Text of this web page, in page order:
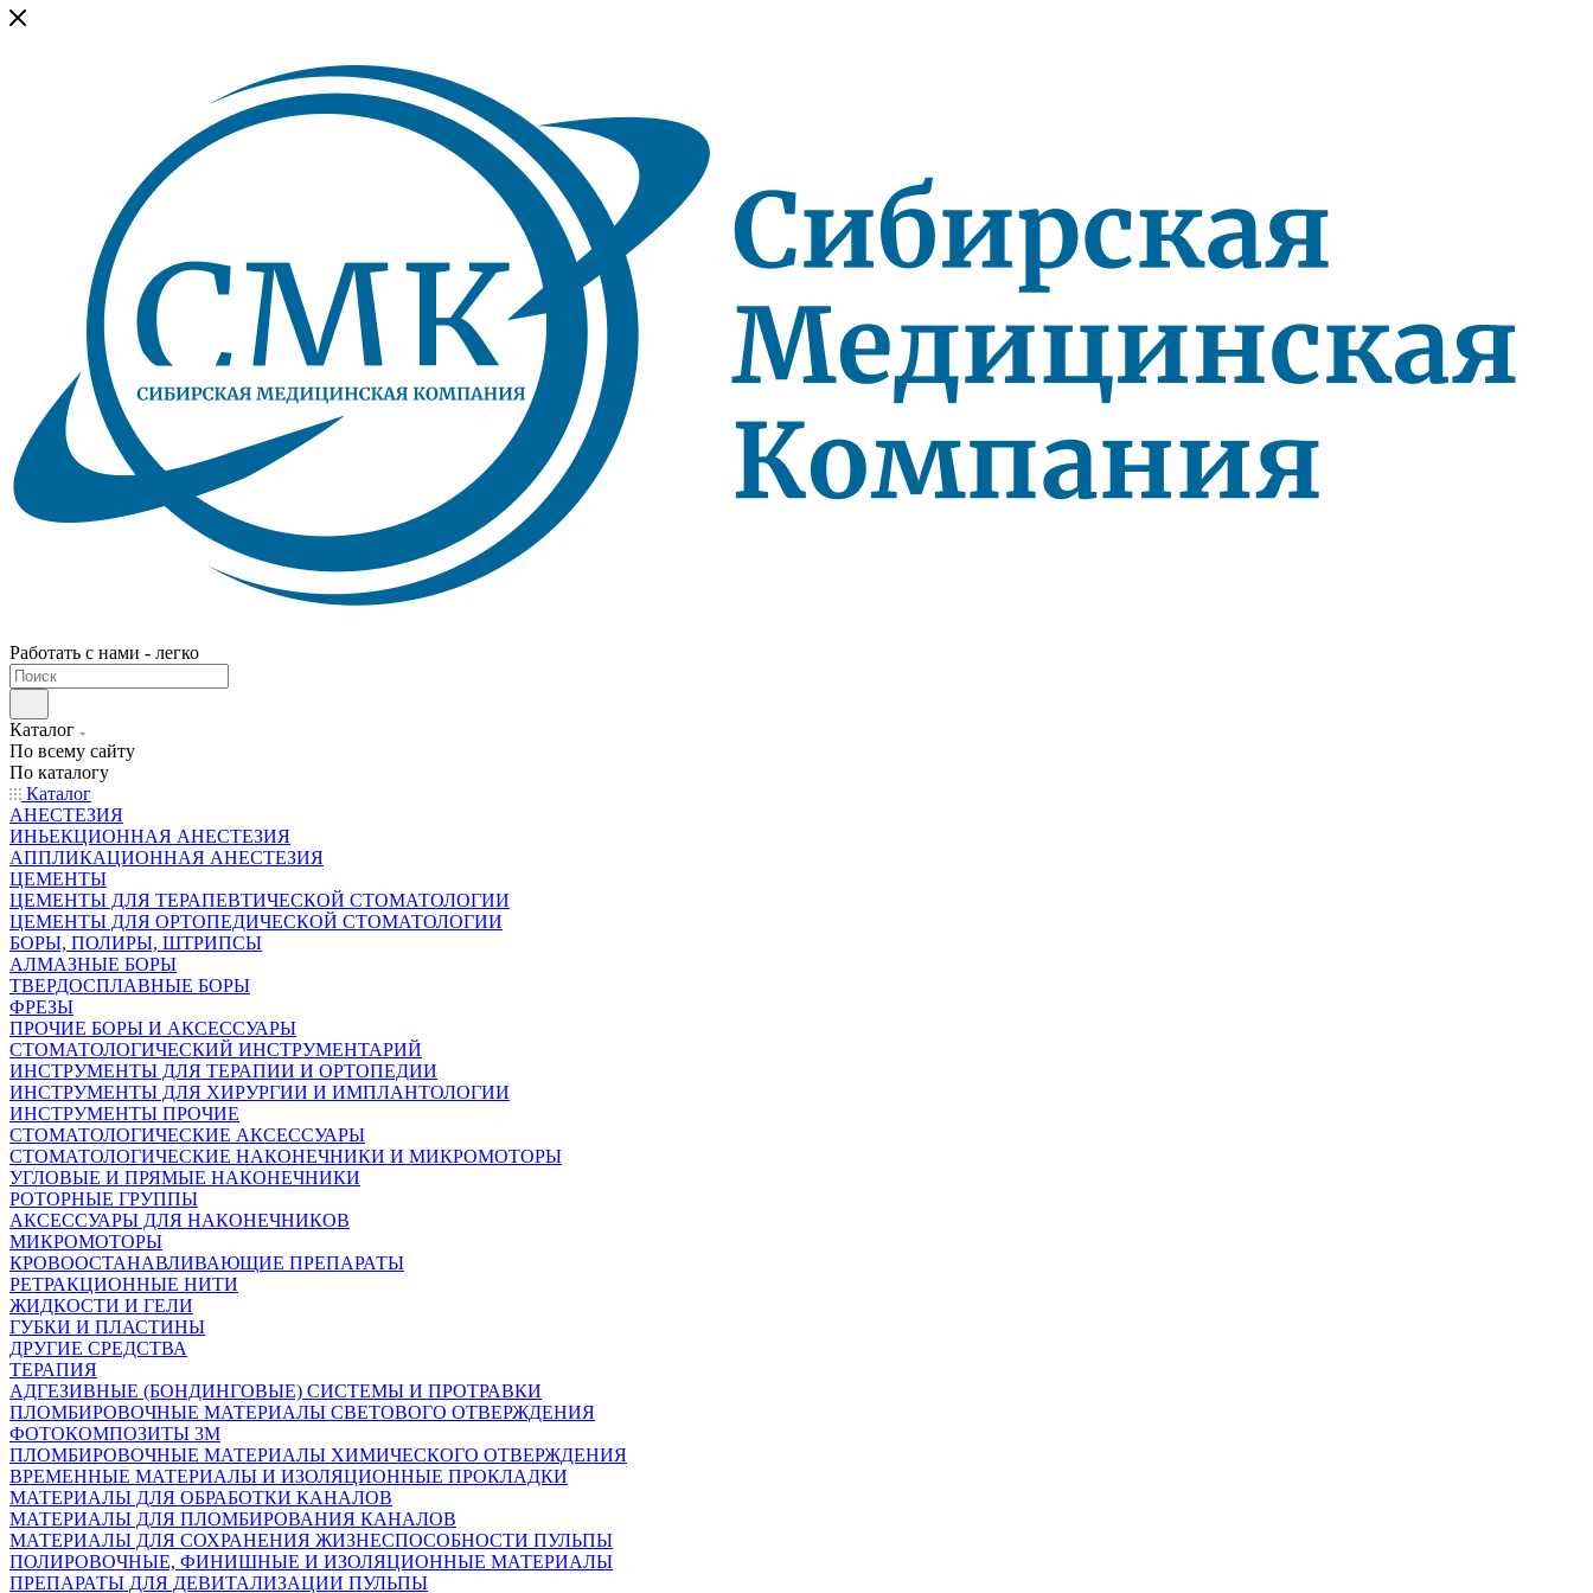
Работать с нами - легко
Каталог
По всему сайту
По каталогу
Каталог
АНЕСТЕЗИЯ
ИНЬЕКЦИОННАЯ АНЕСТЕЗИЯ
АППЛИКАЦИОННАЯ АНЕСТЕЗИЯ
ЦЕМЕНТЫ
ЦЕМЕНТЫ ДЛЯ ТЕРАПЕВТИЧЕСКОЙ СТОМАТОЛОГИИ
ЦЕМЕНТЫ ДЛЯ ОРТОПЕДИЧЕСКОЙ СТОМАТОЛОГИИ
БОРЫ, ПОЛИРЫ, ШТРИПСЫ
АЛМАЗНЫЕ БОРЫ
ТВЕРДОСПЛАВНЫЕ БОРЫ
ФРЕЗЫ
ПРОЧИЕ БОРЫ И АКСЕССУАРЫ
СТОМАТОЛОГИЧЕСКИЙ ИНСТРУМЕНТАРИЙ
ИНСТРУМЕНТЫ ДЛЯ ТЕРАПИИ И ОРТОПЕДИИ
ИНСТРУМЕНТЫ ДЛЯ ХИРУРГИИ И ИМПЛАНТОЛОГИИ
ИНСТРУМЕНТЫ ПРОЧИЕ
СТОМАТОЛОГИЧЕСКИЕ АКСЕССУАРЫ
СТОМАТОЛОГИЧЕСКИЕ НАКОНЕЧНИКИ И МИКРОМОТОРЫ
УГЛОВЫЕ И ПРЯМЫЕ НАКОНЕЧНИКИ
РОТОРНЫЕ ГРУППЫ
АКСЕССУАРЫ ДЛЯ НАКОНЕЧНИКОВ
МИКРОМОТОРЫ
КРОВООСТАНАВЛИВАЮЩИЕ ПРЕПАРАТЫ
РЕТРАКЦИОННЫЕ НИТИ
ЖИДКОСТИ И ГЕЛИ
ГУБКИ И ПЛАСТИНЫ
ДРУГИЕ СРЕДСТВА
ТЕРАПИЯ
АДГЕЗИВНЫЕ (БОНДИНГОВЫЕ) СИСТЕМЫ И ПРОТРАВКИ
ПЛОМБИРОВОЧНЫЕ МАТЕРИАЛЫ СВЕТОВОГО ОТВЕРЖДЕНИЯ
ФОТОКОМПОЗИТЫ 3М
ПЛОМБИРОВОЧНЫЕ МАТЕРИАЛЫ ХИМИЧЕСКОГО ОТВЕРЖДЕНИЯ
ВРЕМЕННЫЕ МАТЕРИАЛЫ И ИЗОЛЯЦИОННЫЕ ПРОКЛАДКИ
МАТЕРИАЛЫ ДЛЯ ОБРАБОТКИ КАНАЛОВ
МАТЕРИАЛЫ ДЛЯ ПЛОМБИРОВАНИЯ КАНАЛОВ
МАТЕРИАЛЫ ДЛЯ СОХРАНЕНИЯ ЖИЗНЕСПОСОБНОСТИ ПУЛЬПЫ
ПОЛИРОВОЧНЫЕ, ФИНИШНЫЕ И ИЗОЛЯЦИОННЫЕ МАТЕРИАЛЫ
ПРЕПАРАТЫ ДЛЯ ДЕВИТАЛИЗАЦИИ ПУЛЬПЫ